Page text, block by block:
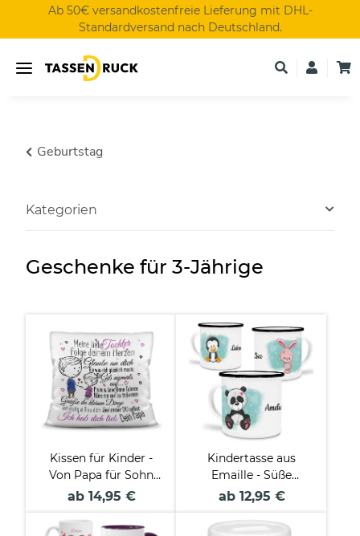
Ab 50€ versandkostenfreie Lieferung mit DHL-
Standardversand nach Deutschland.
Geburtstag
Geschenke für 3-Jährige
Kissen für Kinder -
Von Papa für Sohn
und Tochter
ab 14,95 €
Kindertasse aus
Emaille - Süße
Tiermotive - mit
personalisierbar
ab 12,95 €
Kategorien